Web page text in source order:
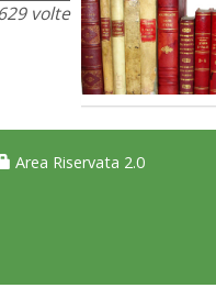
volte
Area Riservata 2.0